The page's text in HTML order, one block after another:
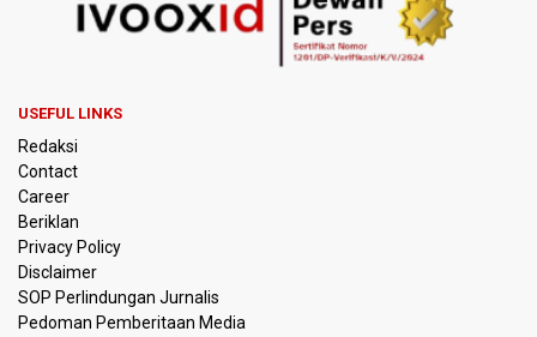
Kebakaran Hutan dan Lahan Meluas, TNBTS Tutup
Seluruh Akses Wisata Gunung Bromo Guna Efektifkan
Lawan Thailand
Xabi Alonso Sebut Dukungan Penggemar Chelsea
Menakjubkan di GBK, Menang Lawan AC Milan 3-0
Pakar: Pengungkapan TPPU Eks Jampidsus Febrie
Adriansyah Harus Buktikan Pidana Asal
USEFUL LINKS
Redaksi
Contact
Career
Beriklan
Privacy Policy
Disclaimer
SOP Perlindungan Jurnalis
Pedoman Pemberitaan Media